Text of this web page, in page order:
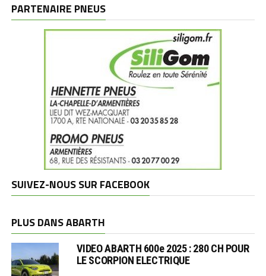
PARTENAIRE PNEUS
SUIVEZ-NOUS SUR FACEBOOK
PLUS DANS ABARTH
VIDEO ABARTH 600e 2025 : 280 CH POUR
LE SCORPION ELECTRIQUE